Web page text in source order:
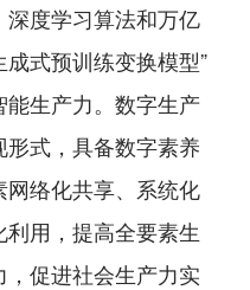
度学习算法和万亿
成式预训练变换模型”
生产力。数字生产
式，具备数字素养
络化共享、系统化
用，提高全要素生
促进社会生产力实